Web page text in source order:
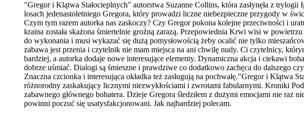
"Gregor i Klątwa Stałocieplnych" autorstwa Suzanne Collins, która zasłynęła z
losach jedenastoletniego Gregora, który prowadzi liczne niebezpieczne przygody w
Czym tym razem autorka nas zaskoczy? Czy Gregor pokona kolejne przeciwności i
kraina została skażona śmiertelnie groźną zarazą. Przepowiednia Krwi wisi w
do wykonania i musi wykazać się dużą pomysłowością żeby ocalić nie tylko
zabawa jest przenia i czytelnik nie mam miejsca na ani chwilę nudy. Ci czytelnicy,
bardziej, a autorka dodaje nowe interesujące elementy. Dynamiczna akcja i ciekawi
dobrze uśmiać. Dialogi są śmieszne i prawdziwe co dodatkowo zachęca do dalszego
Znaczna czcionka i interesująca okładka też zasługują na pochwałę."Gregor i
różnorodny zaskakujący licznymi niezwykłościami i zwrotami fabularnymi. Kroniki
zabawnego głównego bohatera. Dzieje Gregora śledziłem z dużymi emocjami nie
powinni poczuć się usatysfakcjonowani. Jak najbardziej polecam.